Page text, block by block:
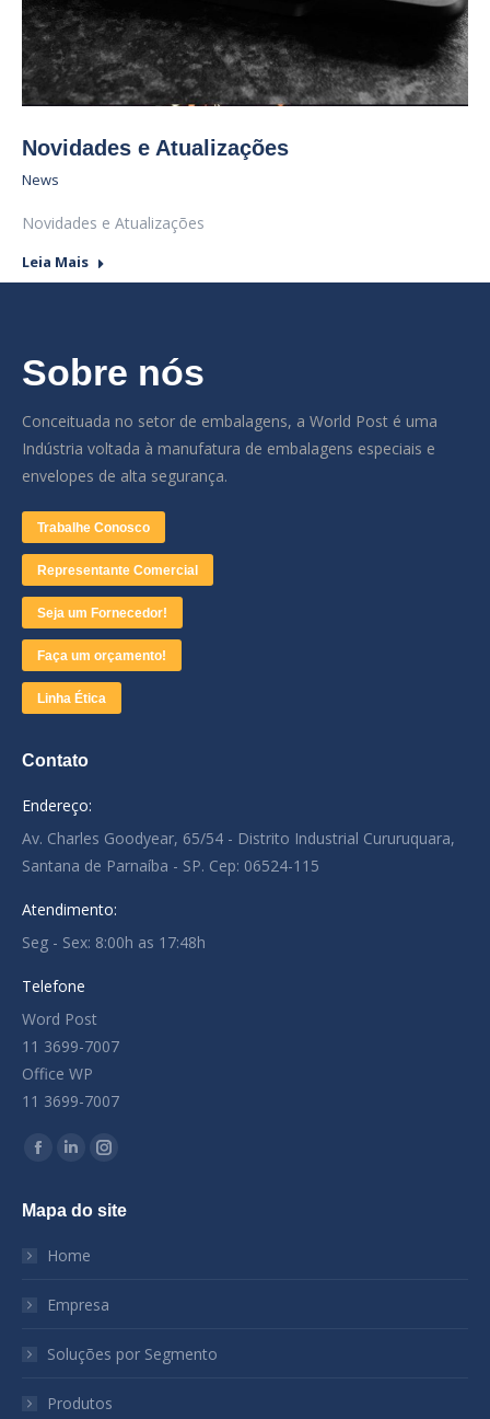
Novidades e Atualizações
News
Novidades e Atualizações
Leia Mais
Sobre nós
Conceituada no setor de embalagens, a World Post é uma
Indústria voltada à manufatura de embalagens especiais e
envelopes de alta segurança.
Trabalhe Conosco
Representante Comercial
Seja um Fornecedor!
Faça um orçamento!
Linha Ética
Contato
Endereço:
Av. Charles Goodyear, 65/54 - Distrito Industrial Cururuquara,
Santana de Parnaíba - SP. Cep: 06524-115
Atendimento:
Seg - Sex: 8:00h as 17:48h
Telefone
Word Post
11 3699-7007
Office WP
11 3699-7007
Encontre-nos em:
Facebook
opens
window
Linkedin
opens
window
Instagram
opens
window
Mapa do site
Home
Empresa
Soluções por Segmento
Produtos